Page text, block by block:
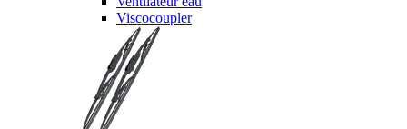
Viscocoupler